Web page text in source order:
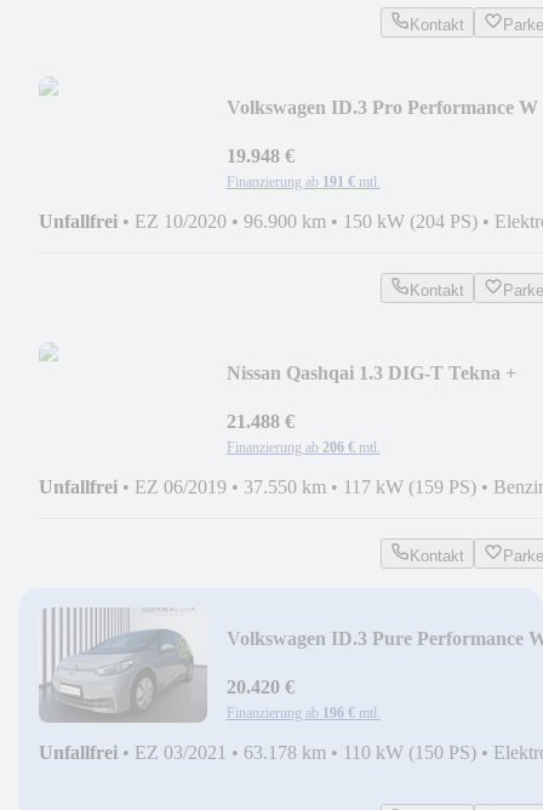
Kontakt
Volkswagen ID.3 Pro Performance W
19.948 €
Finanzierung ab 191 € mtl.
Unfallfrei • EZ 10/2020 • 96.900 km • 150 kW (204 PS) •
Kontakt
Nissan Qashqai 1.3 DIG-T Tekna +
21.488 €
Finanzierung ab 206 € mtl.
Unfallfrei • EZ 06/2019 • 37.550 km • 117 kW (159 PS) •
Kontakt
Volkswagen ID.3 Pure Performance
20.420 €
Finanzierung ab 196 € mtl.
Unfallfrei • EZ 03/2021 • 63.178 km • 110 kW (150 PS) •